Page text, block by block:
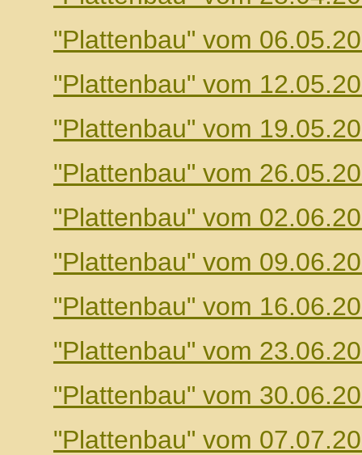
"Plattenbau" vom
"Plattenbau" vom
"Plattenbau" vom
"Plattenbau" vom
"Plattenbau" vom
"Plattenbau" vom
"Plattenbau" vom
"Plattenbau" vom
"Plattenbau" vom
"Plattenbau" vom